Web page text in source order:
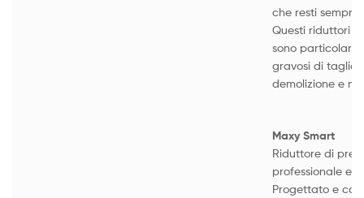
che resti
Questi riduttori
sono
gravosi di taglio
demolizione e
Maxy Smart
Riduttore di
professionale e
Progettato e